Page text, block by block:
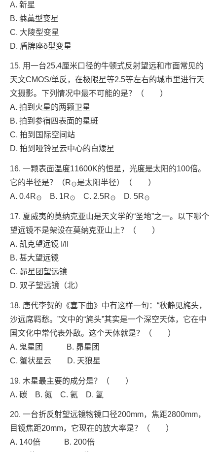
A. 新星
B. 蒭藁型变星
C. 大陵型变星
D. 盾牌座δ型变星
15. 用一台25.4厘米口径的牛顿式反射望远和市面常见的
天文CMOS/单反，在极限星等2.5等左右的城市里进行天
文摄影。下列情况中最不可能的是？（ ）
A. 拍到火星的两颗卫星
B. 拍到参宿四表面的星斑
C. 拍到国际空间站
D. 拍到哑铃星云中心的白矮星
16. 一颗表面温度11600K的恒星，光度是太阳的100倍。
它的半径是？（R⊙是太阳半径）（ ）
A. 0.4R⊙ B. 1R⊙ C. 2.5R⊙ D. 5R⊙
17. 夏威夷的莫纳克亚山是天文学的“圣地”之一。以下哪个
望远镜不是架设在莫纳克亚山上？（ ）
A. 凯克望远镜 I/II
B. 甚大望远镜
C. 昴星团望远镜
D. 双子望远镜（北）
18. 唐代李贺的《塞下曲》中有这样一句：“秋静见旄头，
沙远席羁愁。”文中的“旄头”其实是一个深空天体，它在中
国文化中常代表外敌。这个天体就是？（ ）
A. 鬼星团 B. 昴星团
C. 蟹状星云 D. 天狼星
19. 木星最主要的成分是？（ ）
A. 碳 B. 氮 C. 氦 D. 氢
20. 一台折反射望远镜物镜口径200mm，焦距2800mm，
目镜焦距20mm，它现在的放大率是？（ ）
A. 140倍 B. 200倍